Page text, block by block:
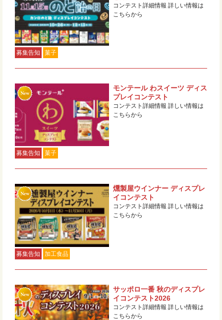
募集告知 菓子
コンテスト詳細情報 詳しい情報は
こちらから
募集告知 菓子
モンテール わスイーツ ディス
プレイコンテスト
コンテスト詳細情報 詳しい情報は
こちらから
募集告知 加工食品
燻製屋ウインナー ディスプレ
イコンテスト
コンテスト詳細情報 詳しい情報は
こちらから
サッポロ一番 秋のディスプレ
イコンテスト2026
コンテスト詳細情報 詳しい情報は
こちらから